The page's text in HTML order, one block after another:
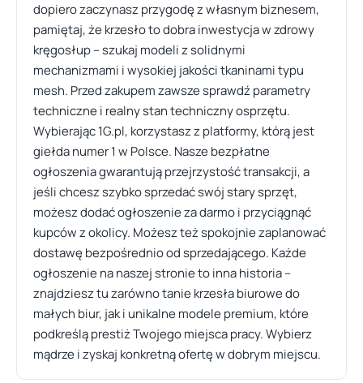
dopiero zaczynasz przygodę z własnym biznesem,
pamiętaj, że krzesło to dobra inwestycja w zdrowy
kręgosłup – szukaj modeli z solidnymi
mechanizmami i wysokiej jakości tkaninami typu
mesh. Przed zakupem zawsze sprawdź parametry
techniczne i realny stan techniczny osprzętu.
Wybierając 1G.pl, korzystasz z platformy, którą jest
giełda numer 1 w Polsce. Nasze bezpłatne
ogłoszenia gwarantują przejrzystość transakcji, a
jeśli chcesz szybko sprzedać swój stary sprzęt,
możesz dodać ogłoszenie za darmo i przyciągnąć
kupców z okolicy. Możesz też spokojnie zaplanować
dostawę bezpośrednio od sprzedającego. Każde
ogłoszenie na naszej stronie to inna historia –
znajdziesz tu zarówno tanie krzesła biurowe do
małych biur, jak i unikalne modele premium, które
podkreślą prestiż Twojego miejsca pracy. Wybierz
mądrze i zyskaj konkretną ofertę w dobrym miejscu.